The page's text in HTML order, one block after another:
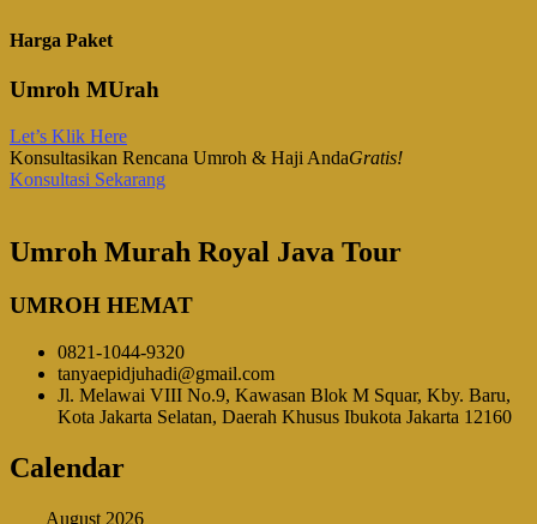
Harga Paket
Umroh MUrah
Let’s Klik Here
Konsultasikan Rencana Umroh & Haji AndaGratis!
Konsultasi Sekarang
Umroh Murah Royal Java Tour
UMROH HEMAT
0821-1044-9320
tanyaepidjuhadi@gmail.com
Jl. Melawai VIII No.9, Kawasan Blok M Squar, Kby. Baru,
Kota Jakarta Selatan, Daerah Khusus Ibukota Jakarta 12160
Calendar
August 2026